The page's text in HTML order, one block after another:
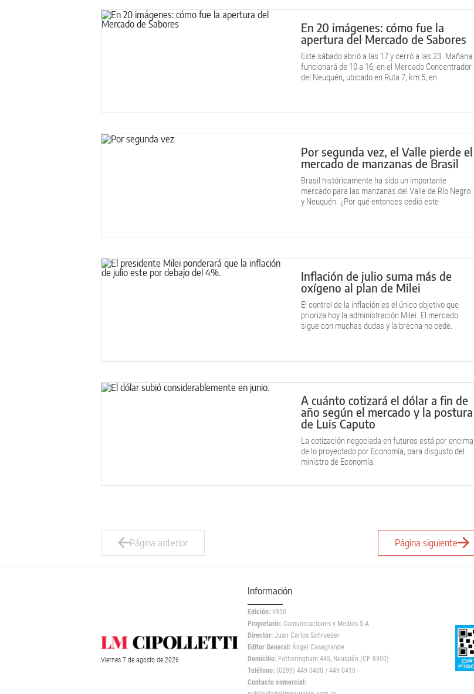
En 20 imágenes: cómo fue la
apertura del Mercado de Sabores
Este sábado abrió a las 17 y cerró a las 23. Mañana
funcionará de 10 a 16, en el Mercado Concentrador
del Neuquén, ubicado en Ruta 7, km 5, en
Por segunda vez, el Valle pierde el
mercado de manzanas de Brasil
Brasil históricamente ha sido un importante
mercado para las manzanas del Valle de Río Negro
y Neuquén. ¿Por qué entonces cedió este
Inflación de julio suma más de
oxígeno al plan de Milei
El control de la inflación es el único objetivo que
prioriza hoy la administración Milei. El mercado
sigue con muchas dudas y la brecha no cede.
A cuánto cotizará el dólar a fin de
año según el mercado y la postura
de Luis Caputo
La cotización negociada en futuros está por encima
de lo proyectado por Economía, para disgusto del
ministro de Economía.
Página anterior Página siguiente
Viernes 7 de agosto de 2026
Información
Edición: 6950
Propietario: Comunicaciones y Medios S.A
Director: Juan Carlos Schroeder
Editor General: Ángel Casagrande
Domicilio: Fotheringham 445, Neuquén (CP 8300)
Teléfono: (0299) 449 0400 / 449 0410
Contacto comercial: